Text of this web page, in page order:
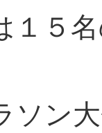
１５
ソン